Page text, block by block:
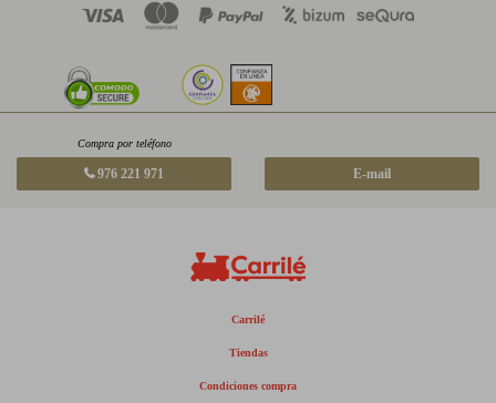
Compra por teléfono
976 221 971 E-mail
Carrilé
Tiendas
Condiciones compra